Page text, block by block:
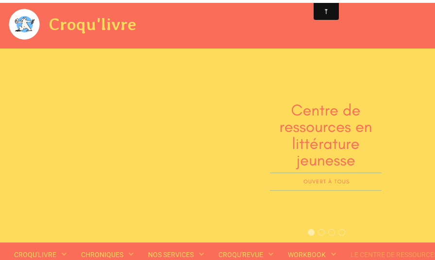
Croqu'livre
CROQU'LIVRE CHRONIQUES NOS SERVICES CROQU'REVUE WORKBOOK LE CENTRE DE